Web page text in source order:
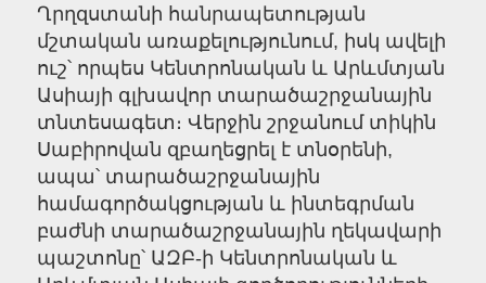
Ղրղզստանի հանրապետության
մշտական առաքելությունում, իսկ ավելի
ուշ՝ որպես Կենտրոնական և Արևմտյան
Ասիայի գլխավոր տարածաշրջանային
տնտեսագետ։ Վերջին շրջանում տիկին
Սաբիրովան զբաղեցրել է տնօրենի,
ապա՝ տարածաշրջանային
համագործակցության և ինտեգրման
բաժնի տարածաշրջանային ղեկավարի
պաշտոնը՝ ԱԶԲ-ի Կենտրոնական և